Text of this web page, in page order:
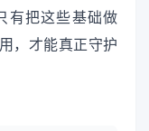
有把这些基础做
，才能真正守护